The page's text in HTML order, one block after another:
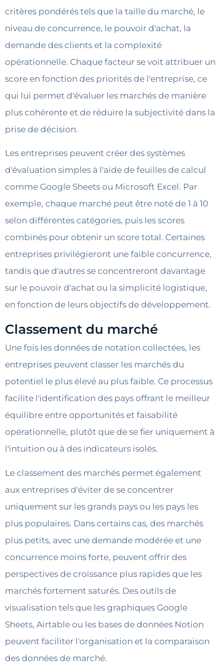
critères pondérés tels que la taille du marché, le
niveau de concurrence, le pouvoir d'achat, la
demande des clients et la complexité
opérationnelle. Chaque facteur se voit attribuer un
score en fonction des priorités de l'entreprise, ce
qui lui permet d'évaluer les marchés de manière
plus cohérente et de réduire la subjectivité dans la
prise de décision.
Les entreprises peuvent créer des systèmes
d'évaluation simples à l'aide de feuilles de calcul
comme Google Sheets ou Microsoft Excel. Par
exemple, chaque marché peut être noté de 1 à 10
selon différentes catégories, puis les scores
combinés pour obtenir un score total. Certaines
entreprises privilégieront une faible concurrence,
tandis que d'autres se concentreront davantage
sur le pouvoir d'achat ou la simplicité logistique,
en fonction de leurs objectifs de développement.
Classement du marché
Une fois les données de notation collectées, les
entreprises peuvent classer les marchés du
potentiel le plus élevé au plus faible. Ce processus
facilite l'identification des pays offrant le meilleur
équilibre entre opportunités et faisabilité
opérationnelle, plutôt que de se fier uniquement à
l'intuition ou à des indicateurs isolés.
Le classement des marchés permet également
aux entreprises d'éviter de se concentrer
uniquement sur les grands pays ou les pays les
plus populaires. Dans certains cas, des marchés
plus petits, avec une demande modérée et une
concurrence moins forte, peuvent offrir des
perspectives de croissance plus rapides que les
marchés fortement saturés. Des outils de
visualisation tels que les graphiques Google
Sheets, Airtable ou les bases de données Notion
peuvent faciliter l'organisation et la comparaison
des données de marché.